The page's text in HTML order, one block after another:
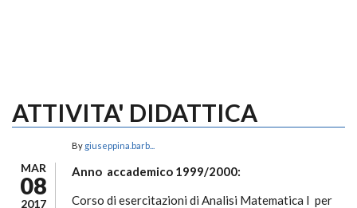
ATTIVITA' DIDATTICA
MAR
08
2017
By giuseppina.barb...
Anno accademico 1999/2000:
Corso di esercitazioni di Analisi Matematica I per